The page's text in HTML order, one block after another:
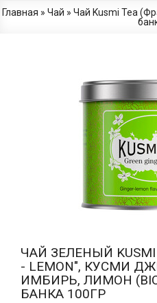
Главная » Чай » Чай Kusmi Tea
ЧАЙ ЗЕЛЕНЫЙ KUSMI
- LEMON", КУСМИ
ИМБИРЬ, ЛИМОН (BIO,
БАНКА 100ГР